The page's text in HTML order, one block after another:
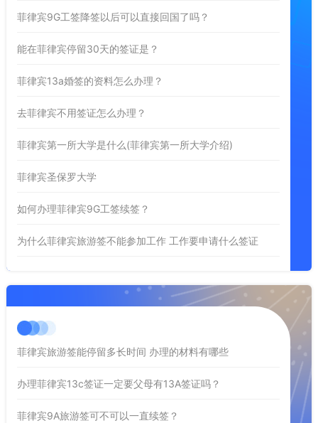
菲律宾9G工签降签以后可以直接回国了吗？
能在菲律宾停留30天的签证是？
菲律宾13a婚签的资料怎么办理？
去菲律宾不用签证怎么办理？
菲律宾第一所大学是什么(菲律宾第一所大学介绍)
菲律宾圣保罗大学
如何办理菲律宾9G工签续签？
为什么菲律宾旅游签不能参加工作 工作要申请什么签证
菲律宾旅游签能停留多长时间 办理的材料有哪些
办理菲律宾13c签证一定要父母有13A签证吗？
菲律宾9A旅游签可不可以一直续签？